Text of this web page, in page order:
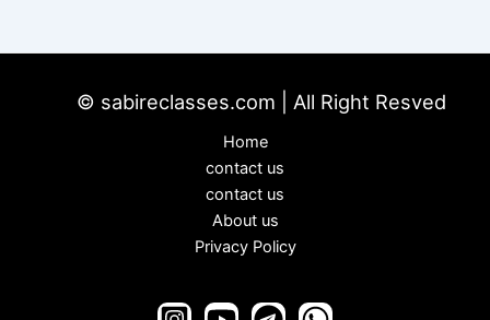
© sabireclasses.com | All Right Resved
Home
contact us
contact us
About us
Privacy Policy